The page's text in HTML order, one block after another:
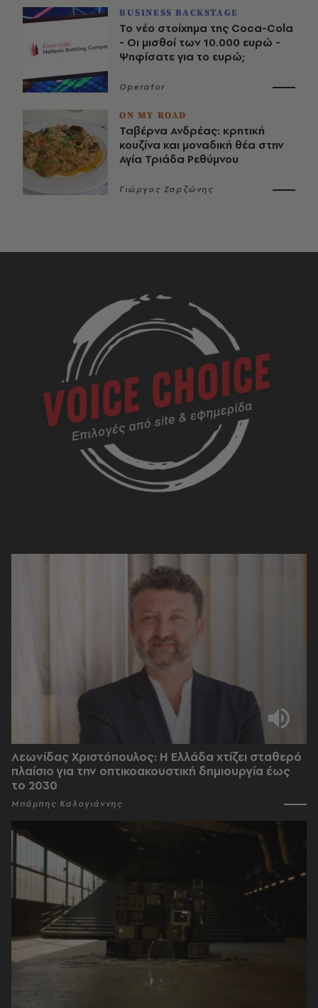
BUSINESS BACKSTAGE
Το νέο στοίχημα της Coca-Cola
- Οι μισθοί των 10.000 ευρώ -
Ψηφίσατε για το ευρώ;
Operator
ON MY ROAD
Ταβέρνα Ανδρέας: κρητική
κουζίνα και μοναδική θέα στην
Αγία Τριάδα Ρεθύμνου
Γιώργος Ζαρζώνης
Λεωνίδας Χριστόπουλος: Η Ελλάδα χτίζει σταθερό
πλαίσιο για την οπτικοακουστική δημιουργία έως
το 2030
Μπάμπης Καλογιάννης